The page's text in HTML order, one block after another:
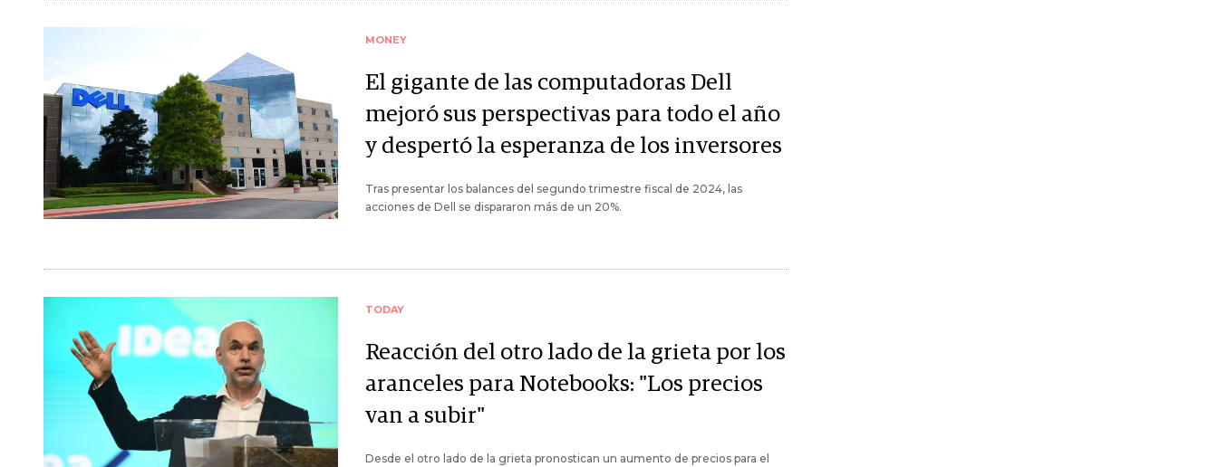
MONEY
El gigante de las computadoras Dell
mejoró sus perspectivas para todo el año
y despertó la esperanza de los inversores
Tras presentar los balances del segundo trimestre fiscal de 2024, las
acciones de Dell se dispararon más de un 20%.
TODAY
Reacción del otro lado de la grieta por los
aranceles para Notebooks: "Los precios
van a subir"
Desde el otro lado de la grieta pronostican un aumento de precios para el